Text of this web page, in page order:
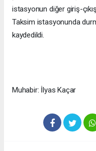
istasyonun diğer giriş-
Taksim istasyonunda
kaydedildi.
Muhabir: İlyas Kaçar